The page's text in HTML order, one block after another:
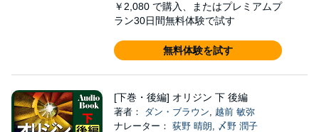
￥2,080 で購入、またはプレミアムプ
ラン30日間無料体験で試す
無料体験を試す
[下巻・後編] オリジン 下 後編
著者： ダン・ブラウン, 越前 敏弥
ナレーター： 荻野 晴朗, 〆野 潤子